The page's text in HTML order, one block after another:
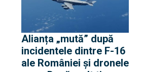
Alianța „mută” după
incidentele dintre F-16
ale României și dronele